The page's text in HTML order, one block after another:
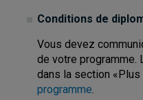
Conditions de
Vous devez
de votre programme.
dans la section
programme.